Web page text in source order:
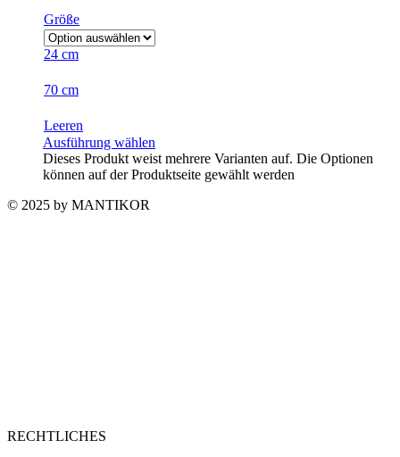
Größe
24 cm
70 cm
Leeren
Ausführung wählen
Dieses Produkt weist mehrere Varianten auf. Die Optionen
können auf der Produktseite gewählt werden
© 2025 by MANTIKOR
RECHTLICHES